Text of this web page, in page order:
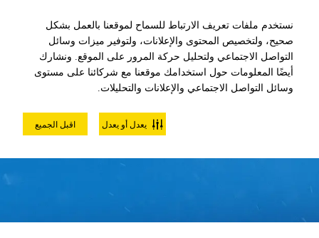
نستخدم ملفات تعريف الارتباط للسماح لموقعنا بالعمل بشكل
صحيح، ولتخصيص المحتوى والإعلانات، ولتوفير ميزات وسائل
التواصل الاجتماعي ولتحليل حركة المرور على الموقع. ونشارك
أيضًا المعلومات حول استخدامك موقعنا مع شركائنا على مستوى
وسائل التواصل الاجتماعي والإعلانات والتحليلات.
اقبل الجميع يعدل أو يعدل
تذكرة الهالوين مع حفلة عيد